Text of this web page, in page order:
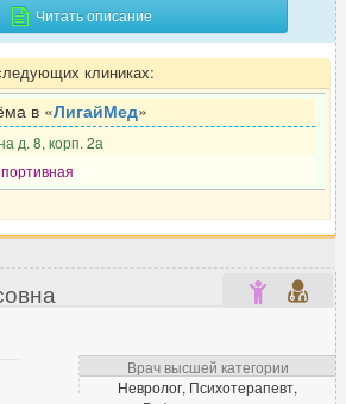
22
468
19
56
29
30
Читать описание
клиниках:
в «ЛигайМед»
д. 8, корп. 2а
Врач высшей категории
Невролог, Психотерапевт,